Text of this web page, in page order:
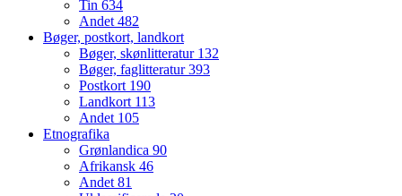
Tin 634
Andet 482
Bøger, postkort, landkort
Bøger, skønlitteratur 132
Bøger, faglitteratur393
Postkort 190
Landkort 113
Andet 105
Etnografika
Grønlandica 90
Afrikansk 46
Andet 81